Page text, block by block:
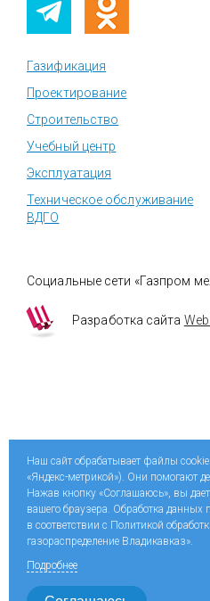
Газификация
Проектирование
Строительство
Учебный центр
Эксплуатация
Техническое обслуживание
ВДГО
Социальные сети «Газпром
Разработка сайта
Наш сайт обрабатывает файлы
«Яндекс-метрикой»). Они помогают
Нажав кнопку «Соглашаюсь», вы
вашего браузера. Обработка данных
в соответствии с Политикой
газораспределение Владикавказ».
Подробнее